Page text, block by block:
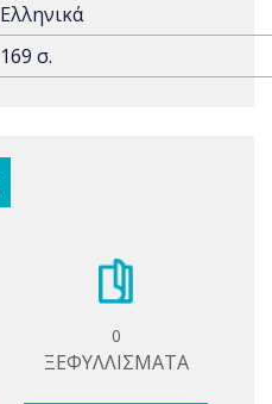
Ελληνικά
169 σ.
0
ΞΕΦΥΛΛΙΣΜΑΤΑ